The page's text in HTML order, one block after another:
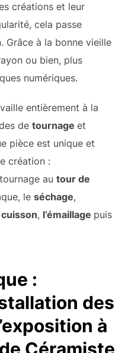
créations et leur
cela passe
. Grâce à la bonne vieille
ou bien, plus
numériques.
entièrement à la
de tournage et
pièce est unique et
création :
au tour de
le séchage,
cuisson, l’émaillage puis
:
des
à